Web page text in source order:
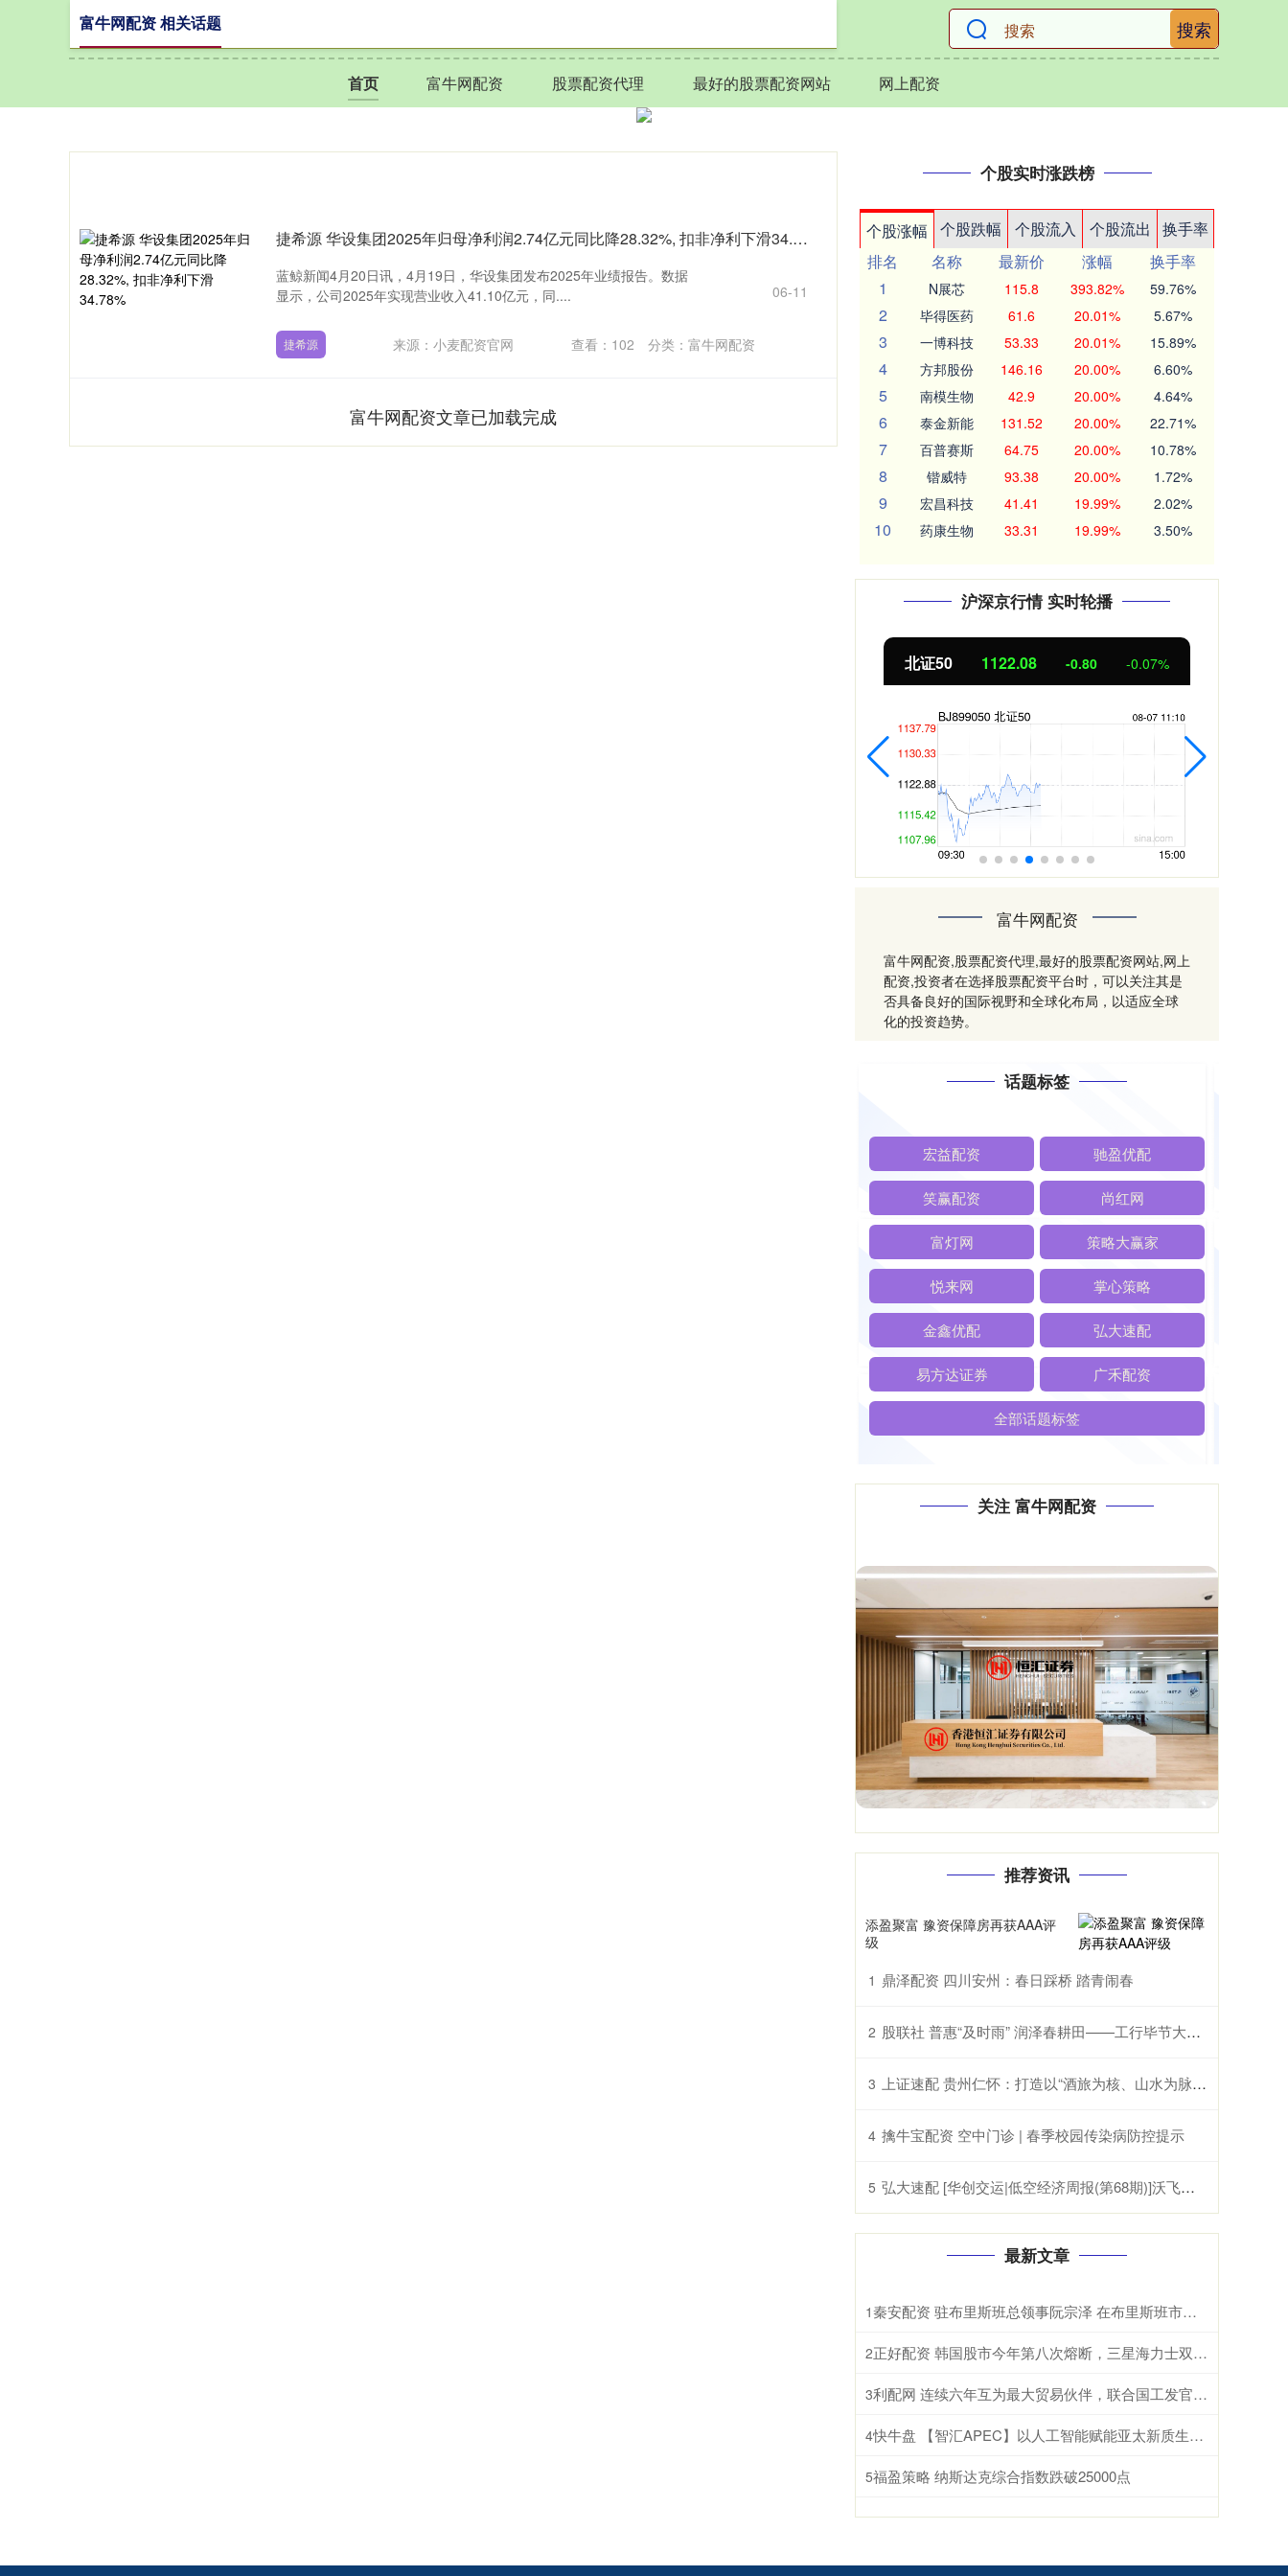
搜索
首页 富牛网配资 股票配资代理 最好的股票配资网站 网上配资
富牛网配资 相关话题
捷希源 华设集团2025年归母净利润2.74亿元同比降28.32%, 扣非净利下滑34.78%
蓝鲸新闻4月20日讯，4月19日，华设集团发布2025年业绩报告。数据
显示，公司2025年实现营业收入41.10亿元，同....
06-11
捷希源 来源：小麦配资官网 查看： 102 分类： 富牛网配资
富牛网配资文章已加载完成
个股实时涨跌榜
个股涨幅 个股跌幅 个股流入 个股流出
换手率
排名
名称 最新价 涨幅
换手率
1
N展芯 115.8 393.82% 59.76%
2 毕得医药 61.6 20.01% 5.67%
3 一博科技 53.33 20.01% 15.89%
4 方邦股份 146.16 20.00% 6.60%
5 南模生物 42.9 20.00% 4.64%
6 泰金新能 131.52 20.00% 22.71%
7 百普赛斯 64.75 20.00% 10.78%
8 锴威特 93.38 20.00% 1.72%
9 宏昌科技 41.41 19.99% 2.02%
10 药康生物 33.31 19.99% 3.50%
沪深京行情 实时轮播
北证50 1122.08 -0.80 -0.07%
富牛网配资
富牛网配资,股票配资代理,最好的股票配资网站,网上
配资,投资者在选择股票配资平台时，可以关注其是
否具备良好的国际视野和全球化布局，以适应全球
化的投资趋势。
话题标签
宏益配资 驰盈优配
笑赢配资 尚红网
富灯网 策略大赢家
悦来网 掌心策略
金鑫优配 弘大速配
易方达证券 广禾配资
全部话题标签
关注 富牛网配资
推荐资讯
添盈聚富 豫资保障房再获AAA评
级
1 鼎泽配资 四川安州：春日踩桥 踏青闹春
2 股联社 普惠“及时雨” 润泽春耕田——工行毕节大方支行助农企解困获赠锦旗
3 上证速配 贵州仁怀：打造以“酒旅为核、山水为脉、红色为魂”的国际山地度假目的地
4 擒牛宝配资 空中门诊 | 春季校园传染病防控提示
5 弘大速配 [华创交运|低空经济周报(第68期)]沃飞长空科创板上市辅导已备案, 头部eVTOL企业正加速获市场认可
最新文章
1 秦安配资 驻布里斯班总领事阮宗泽 在布里斯班市政厅辞行拜会市长施林纳。施林纳市
2 正好配资 韩国股市今年第八次熔断，三星海力士双双暴跌，AI泡沫开始破了？ 根据
3 利配网 连续六年互为最大贸易伙伴，联合国工发官员点破中国东盟合作密码 据新华
4 快牛盘 【智汇APEC】以人工智能赋能亚太新质生产力跃升和包容性增长
5福盈策略 纳斯达克综合指数跌破25000点